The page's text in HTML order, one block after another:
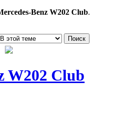
Benz W202 Club.
W202 Club